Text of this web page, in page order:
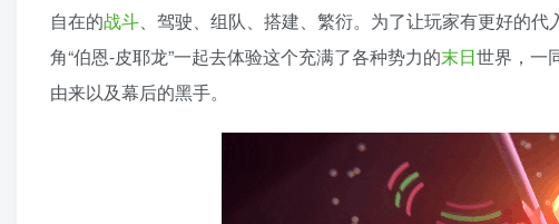
自在的战斗、驾驶、组队、搭建、繁衍。为了让玩家有更好的
角“伯恩-皮耶龙”一起去体验这个充满了各种势力的末日世界，一
由来以及幕后的黑手。